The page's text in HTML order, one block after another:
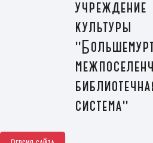
учреждение
культуры
система"